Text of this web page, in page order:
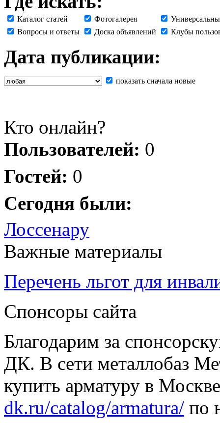
Каталог статей Фотогалерея
Вопросы и ответы
Доска объявлений Клубы
Дата публикации:
показать сначала новые
Кто онлайн?
Пользователей: 0
Гостей: 0
Сегодня были:
Лоссенару
Важные материалы
Перечень льгот для
Спонсоры сайта
Благодарим за
ДК. В сети металлобаз
купить арматуру в
dk.ru/catalog/armatura/ по